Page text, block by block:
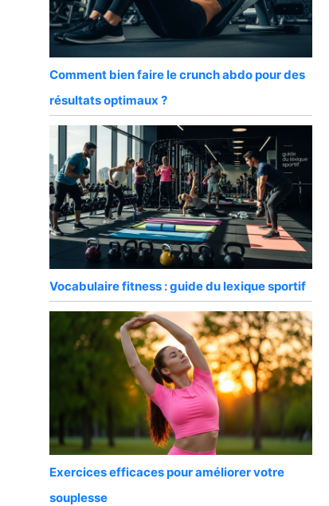
Comment bien faire le crunch abdo pour des
résultats optimaux ?
Vocabulaire fitness : guide du lexique sportif
Exercices efficaces pour améliorer votre
souplesse